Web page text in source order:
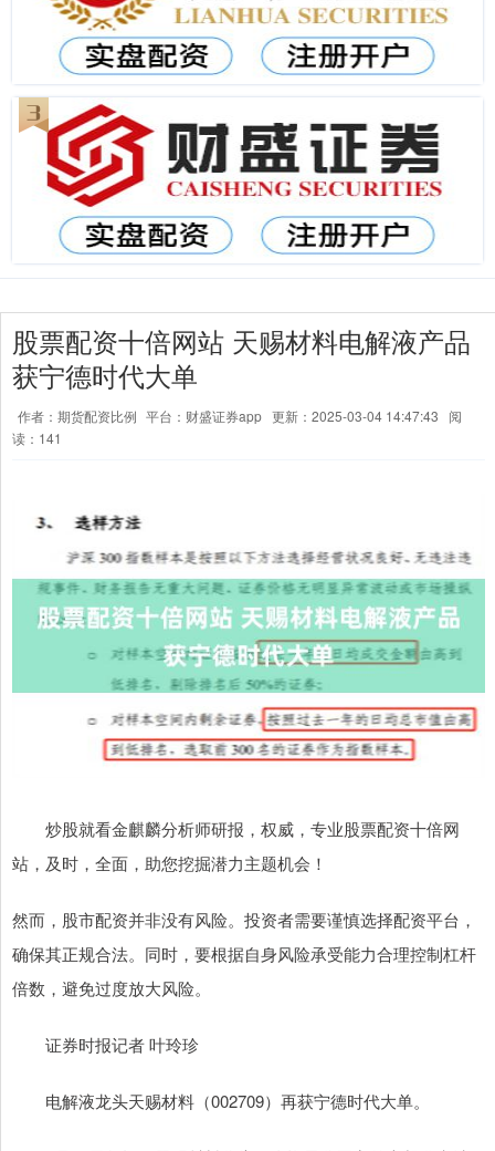
股票配资十倍网站 天赐材料电解液产品
获宁德时代大单
作者：期货配资比例 平台：财盛证券app 更新：2025-03-04 14:47:43
阅
读：141
炒股就看金麒麟分析师研报，权威，专业股票配资十倍网
站，及时，全面，助您挖掘潜力主题机会！
然而，股市配资并非没有风险。投资者需要谨慎选择配资平台，
确保其正规合法。同时，要根据自身风险承受能力合理控制杠杆
倍数，避免过度放大风险。
证券时报记者 叶玲珍
电解液龙头天赐材料（002709）再获宁德时代大单。